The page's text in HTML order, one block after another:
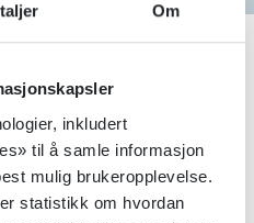
Om
inkludert
til å samle informasjon
mulig brukeropplevelse.
statistikk om hvordan
Alfabetisk